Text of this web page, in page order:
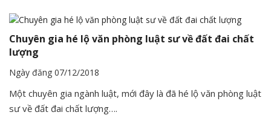
Chuyên gia hé lộ văn phòng luật sư về đất đai chất
lượng
Ngày đăng 07/12/2018
Một chuyên gia ngành luật, mới đây là đã hé lộ văn phòng luật
sư về đất đai chất lượng….